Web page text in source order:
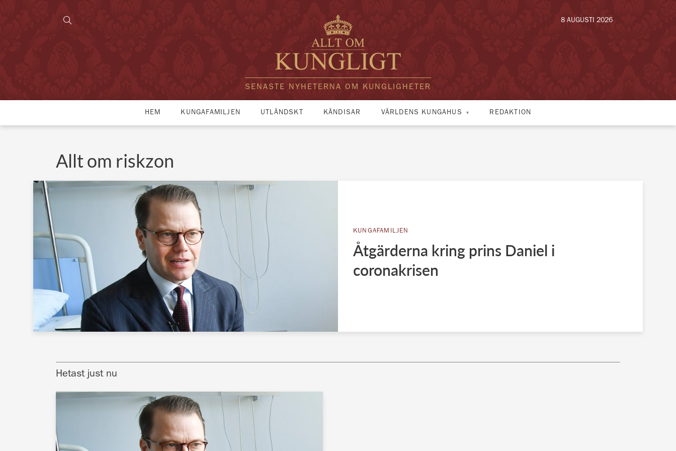
SENASTE NYHETERNA OM KUNGLIGHETER
8 AUGUSTI 2026
HEM KUNGAFAMILJEN UTLÄNDSKT KÄNDISAR VÄRLDENS KUNGAHUS REDAKTION
Allt om riskzon
KUNGAFAMILJEN
Åtgärderna kring prins Daniel i
coronakrisen
Hetast just nu